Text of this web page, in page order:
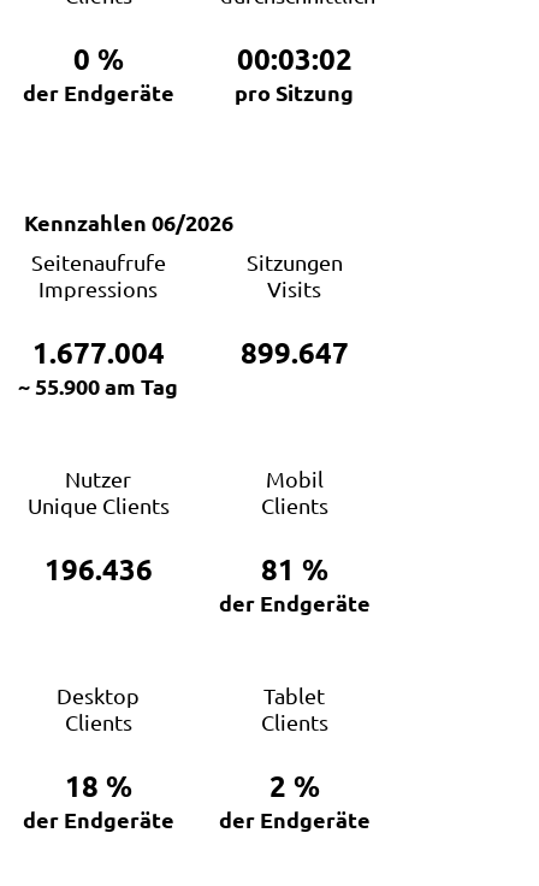
0 %
der Endgeräte
00:03:02
pro Sitzung
Kennzahlen 06/2026
Seitenaufrufe
Impressions
1.677.004
~ 55.900 am Tag
Sitzungen
Visits
899.647
Nutzer
Unique Clients
196.436
Mobil
Clients
81 %
der Endgeräte
Desktop
Clients
18 %
der Endgeräte
Tablet
Clients
2 %
der Endgeräte